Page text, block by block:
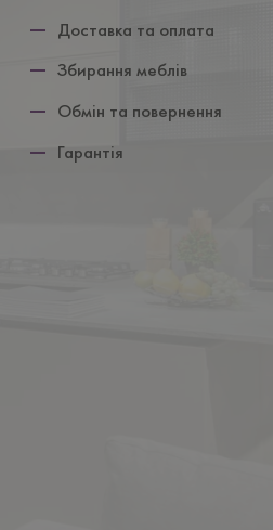
Доставка та оплата
Збирання меблів
Обмін та повернення
Гарантія